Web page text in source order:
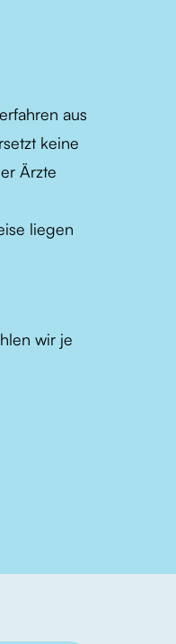
aus
keine
Ärzte
liegen
wir je